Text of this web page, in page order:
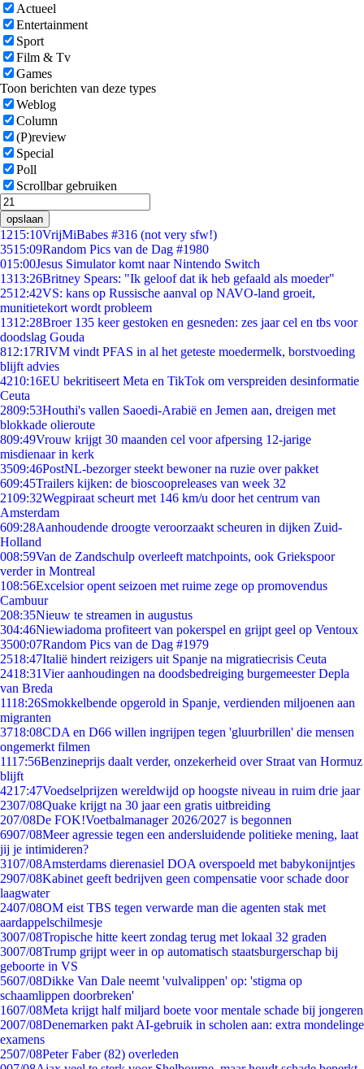
Actueel
Entertainment
Sport
Film & Tv
Games
Toon berichten van deze types
Weblog
Column
(P)review
Special
Poll
Scrollbar gebruiken
opslaan
1215:10VrijMiBabes #316 (not very sfw!)
3515:09Random Pics van de Dag #1980
015:00Jesus Simulator komt naar Nintendo Switch
1313:26Britney Spears: "Ik geloof dat ik heb gefaald als moeder"
2512:42VS: kans op Russische aanval op NAVO-land groeit,
munitietekort wordt probleem
1312:28Broer 135 keer gestoken en gesneden: zes jaar cel en tbs voor
doodslag Gouda
812:17RIVM vindt PFAS in al het geteste moedermelk, borstvoeding
blijft advies
4210:16EU bekritiseert Meta en TikTok om verspreiden desinformatie
Ceuta
2809:53Houthi's vallen Saoedi-Arabië en Jemen aan, dreigen met
blokkade olieroute
809:49Vrouw krijgt 30 maanden cel voor afpersing 12-jarige
misdienaar in kerk
3509:46PostNL-bezorger steekt bewoner na ruzie over pakket
609:45Trailers kijken: de bioscoopreleases van week 32
2109:32Wegpiraat scheurt met 146 km/u door het centrum van
Amsterdam
609:28Aanhoudende droogte veroorzaakt scheuren in dijken Zuid-
Holland
008:59Van de Zandschulp overleeft matchpoints, ook Griekspoor
verder in Montreal
108:56Excelsior opent seizoen met ruime zege op promovendus
Cambuur
208:35Nieuw te streamen in augustus
304:46Niewiadoma profiteert van pokerspel en grijpt geel op Ventoux
3500:07Random Pics van de Dag #1979
2518:47Italië hindert reizigers uit Spanje na migratiecrisis Ceuta
2418:31Vier aanhoudingen na doodsbedreiging burgemeester Depla
van Breda
1118:26Smokkelbende opgerold in Spanje, verdienden miljoenen aan
migranten
3718:08CDA en D66 willen ingrijpen tegen 'gluurbrillen' die mensen
ongemerkt filmen
1117:56Benzineprijs daalt verder, onzekerheid over Straat van Hormuz
blijft
4217:47Voedselprijzen wereldwijd op hoogste niveau in ruim drie jaar
2307/08Quake krijgt na 30 jaar een gratis uitbreiding
207/08De FOK!Voetbalmanager 2026/2027 is begonnen
6907/08Meer agressie tegen een andersluidende politieke mening, laat
jij je intimideren?
3107/08Amsterdams dierenasiel DOA overspoeld met babykonijntjes
2907/08Kabinet geeft bedrijven geen compensatie voor schade door
laagwater
2407/08OM eist TBS tegen verwarde man die agenten stak met
aardappelschilmesje
3007/08Tropische hitte keert zondag terug met lokaal 32 graden
3007/08Trump grijpt weer in op automatisch staatsburgerschap bij
geboorte in VS
5607/08Dikke Van Dale neemt 'vulvalippen' op: 'stigma op
schaamlippen doorbreken'
1607/08Meta krijgt half miljard boete voor mentale schade bij jongeren
2007/08Denemarken pakt AI-gebruik in scholen aan: extra mondelinge
examens
2507/08Peter Faber (82) overleden